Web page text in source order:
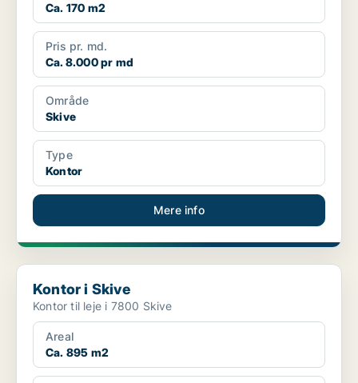
Ca. 170 m2
Pris pr. md.
Ca. 8.000 pr md
Område
Skive
Type
Kontor
Mere info
Kontor i Skive
Kontor i Skive
Kontor til leje i 7800 Skive
Areal
Ca. 895 m2